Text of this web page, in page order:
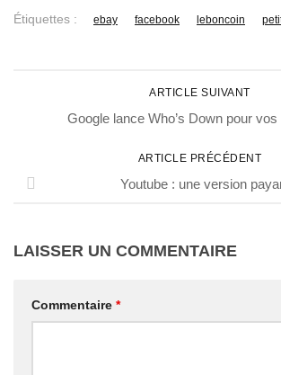
Étiquettes : ebay facebook leboncoin
ARTICLE SUIVANT
Google lance Who’s Down pour
ARTICLE PRÉCÉDENT
Youtube : une version
LAISSER UN COMMENTAIRE
Commentaire *